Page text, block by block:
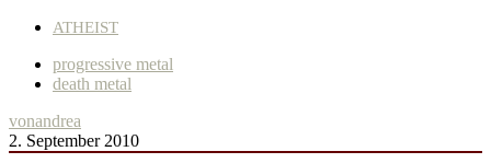
ATHEIST
progressive metal
death metal
vonandrea
2. September 2010